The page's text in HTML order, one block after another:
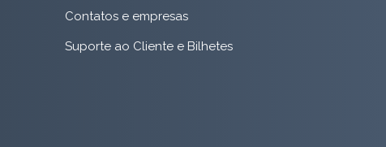
Contatos e empresas
Suporte ao Cliente e Bilhetes